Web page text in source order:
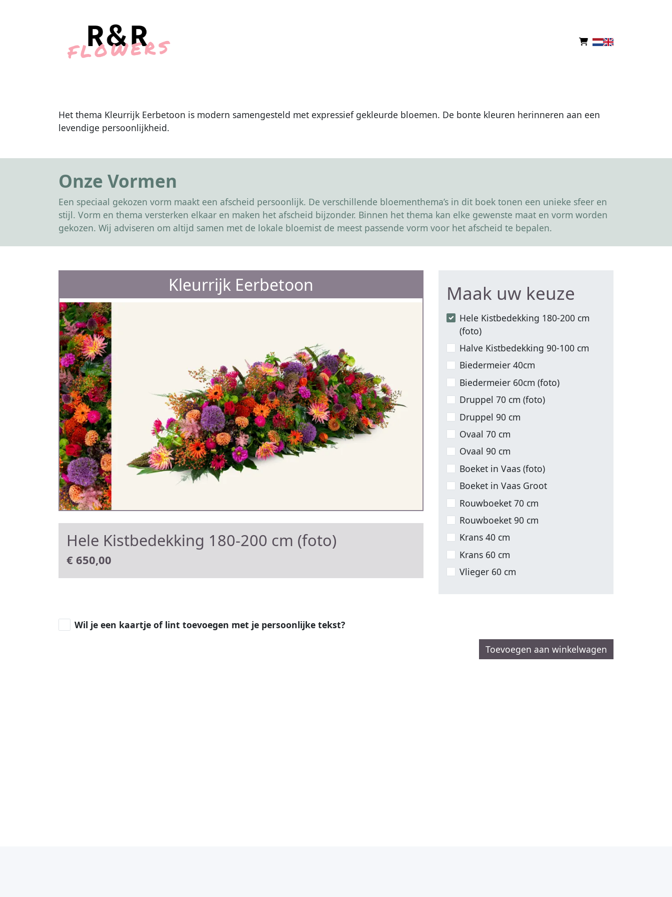
Het thema Kleurrijk Eerbetoon is modern samengesteld met expressief gekleurde bloemen. De bonte kleuren herinneren aan een
levendige persoonlijkheid.
Onze Vormen
Een speciaal gekozen vorm maakt een afscheid persoonlijk. De verschillende bloementhema’s in dit boek tonen een unieke sfeer en
stijl. Vorm en thema versterken elkaar en maken het afscheid bijzonder. Binnen het thema kan elke gewenste maat en vorm worden
gekozen. Wij adviseren om altijd samen met de lokale bloemist de meest passende vorm voor het afscheid te bepalen.
Kleurrijk Eerbetoon
Hele Kistbedekking 180-200 cm (foto)
€ 650,00
Maak uw keuze
Hele Kistbedekking 180-200 cm
(foto)
Halve Kistbedekking 90-100 cm
Biedermeier 40cm
Biedermeier 60cm (foto)
Druppel 70 cm (foto)
Druppel 90 cm
Ovaal 70 cm
Ovaal 90 cm
Boeket in Vaas (foto)
Boeket in Vaas Groot
Rouwboeket 70 cm
Rouwboeket 90 cm
Krans 40 cm
Krans 60 cm
Vlieger 60 cm
Wil je een kaartje of lint toevoegen met je persoonlijke tekst?
Toevoegen aan winkelwagen